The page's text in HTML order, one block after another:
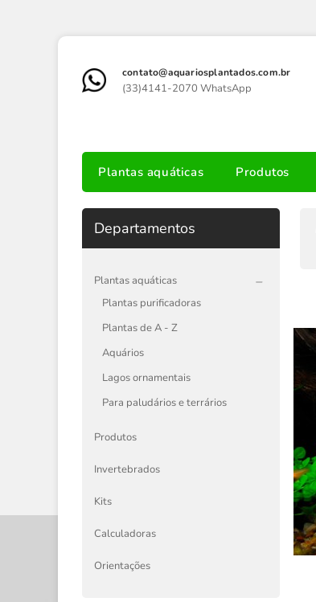
contato@aquariosplantados.com.br
(33)4141-2070 WhatsApp
Plantas aquáticas Produtos
Departamentos
Plantas aquáticas
Plantas purificadoras
Plantas de A - Z
Aquários
Lagos ornamentais
Para paludários e terrários
Produtos
Invertebrados
Kits
Calculadoras
Orientações